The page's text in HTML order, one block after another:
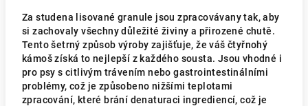
Za studena lisované granule jsou zpracovávany tak, aby
si zachovaly všechny důležité živiny a přirozené chutě.
Tento šetrný způsob výroby zajišťuje, že váš čtyřnohý
kámoš získá to nejlepší z každého sousta. Jsou vhodné i
pro psy s citlivým trávením nebo gastrointestinálními
problémy, což je způsobeno nižšími teplotami
zpracování, které brání denaturaci ingrediencí, což je